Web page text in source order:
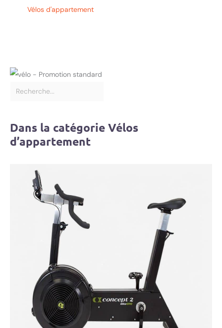
Vélos d'appartement
Dans la catégorie Vélos
d’appartement